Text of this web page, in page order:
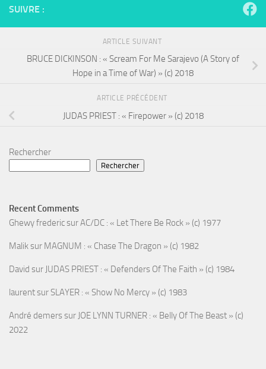
SUIVRE :
ARTICLE SUIVANT
BRUCE DICKINSON : « Scream For Me Sarajevo (A Story of
Hope in a Time of War) » (c) 2018
ARTICLE PRÉCÉDENT
JUDAS PRIEST : « Firepower » (c) 2018
Rechercher
Rechercher
Recent Comments
Ghewy fredericsurAC/DC : « Let There Be Rock » (c) 1977
Maliksur MAGNUM : « Chase The Dragon » (c) 1982
David sur JUDAS PRIEST : « Defenders Of The Faith » (c) 1984
laurentsur SLAYER : « Show No Mercy » (c) 1983
André demerssur JOE LYNN TURNER : « Belly Of The Beast » (c)
2022